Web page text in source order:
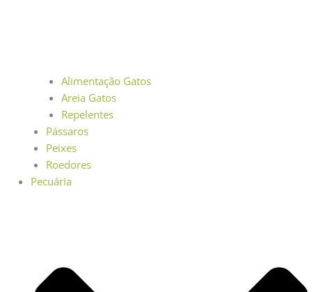
Alimentação Gatos
Areia Gatos
Repelentes
Pássaros
Peixes
Roedores
Pecuária